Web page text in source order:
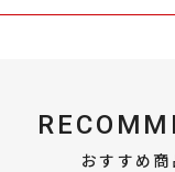
おすすめ商